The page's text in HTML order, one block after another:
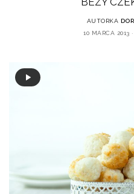
AUTORKA
10 MARCA 2013